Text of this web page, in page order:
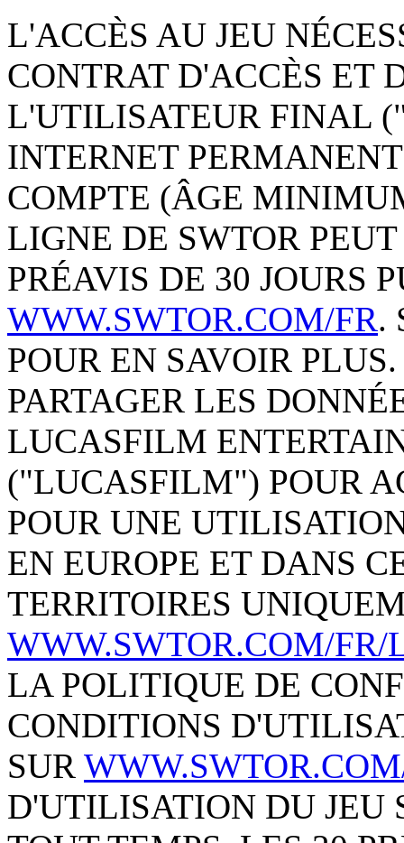
L'ACCÈS AU JEU
CONTRAT D'ACCÈS ET
L'UTILISATEUR FINAL
INTERNET
COMPTE (ÂGE
LIGNE DE SWTOR
PRÉAVIS DE 30 JOURS
WWW.SWTOR.COM/FR.
POUR EN SAVOIR
PARTAGER LES
LUCASFILM
("LUCASFILM") POUR
POUR UNE
EN EUROPE ET DANS
TERRITOIRES
WWW.SWTOR.COM/FR/
LA POLITIQUE DE
CONDITIONS
SUR
D'UTILISATION DU JEU